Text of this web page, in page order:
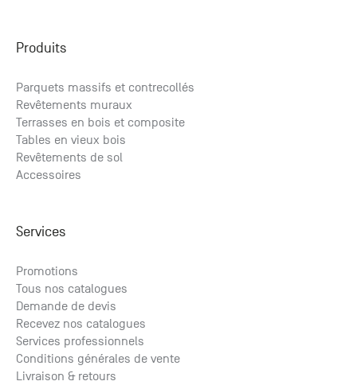
Produits
Parquets massifs et contrecollés
Revêtements muraux
Terrasses en bois et composite
Tables en vieux bois
Revêtements de sol
Accessoires
Services
Promotions
Tous nos catalogues
Demande de devis
Recevez nos catalogues
Services professionnels
Conditions générales de vente
Livraison & retours